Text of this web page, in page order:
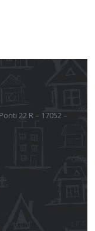
22 R – 17052 –